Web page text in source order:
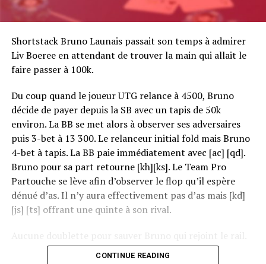
Shortstack Bruno Launais passait son temps à admirer
Liv Boeree en attendant de trouver la main qui allait le
faire passer à 100k.
Du coup quand le joueur UTG relance à 4500, Bruno
décide de payer depuis la SB avec un tapis de 50k
environ. La BB se met alors à observer ses adversaires
puis 3-bet à 13 300. Le relanceur initial fold mais Bruno
4-bet à tapis. La BB paie immédiatement avec [ac] [qd].
Bruno pour sa part retourne [kh][ks]. Le Team Pro
Partouche se lève afin d’observer le flop qu’il espère
dénué d’as. Il n’y aura effectivement pas d’as mais [kd]
[js] [ts] offrant une quinte à son rival.
CONTINUE READING